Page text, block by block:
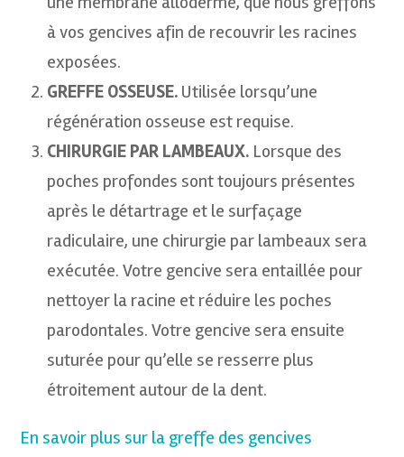
à vos gencives afin de recouvrir les racines
exposées.
GREFFE OSSEUSE. Utilisée lorsqu’une
régénération osseuse est requise.
CHIRURGIE PAR LAMBEAUX. Lorsque des
poches profondes sont toujours présentes
après le détartrage et le surfaçage
radiculaire, une chirurgie par lambeaux sera
exécutée. Votre gencive sera entaillée pour
nettoyer la racine et réduire les poches
parodontales. Votre gencive sera ensuite
suturée pour qu’elle se resserre plus
étroitement autour de la dent.
En savoir plus sur la greffe des gencives